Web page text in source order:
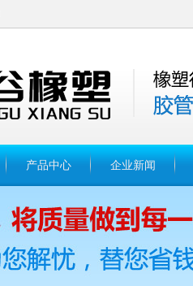
产品中心 企业新闻